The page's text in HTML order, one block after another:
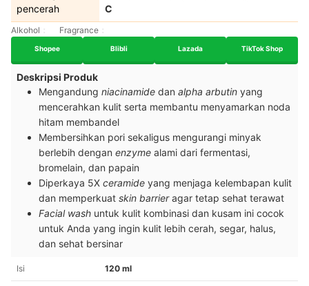
pencerah
C
Alkohol Fragrance
Shopee Blibli Lazada TikTok Shop
Deskripsi Produk
Mengandung niacinamide dan alpha arbutin yang
mencerahkan kulit serta membantu menyamarkan noda
hitam membandel
Membersihkan pori sekaligus mengurangi minyak
berlebih dengan enzyme alami dari fermentasi,
bromelain, dan papain
Diperkaya 5X ceramide yang menjaga kelembapan kulit
dan memperkuat skin barrieragar tetap sehat terawat
Facial wash untuk kulit kombinasi dan kusam ini cocok
untuk Anda yang ingin kulit lebih cerah, segar, halus,
dan sehat bersinar
Isi 120 ml